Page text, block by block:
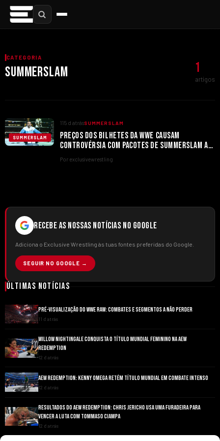
CATEGORIA
SUMMERSLAM 1
artigos
SUMMERSLAM
115 d atrásSUMMERSLAM
PREÇOS DOS BILHETES DA WWE CAUSAM
CONTROVÉRSIA COM PACOTES DE SUMMERSLAM A
CHEGAR AOS $25.000
Por exclusivewrestling
RECEBE AS NOSSAS NOTÍCIAS NO GOOGLE
Adiciona o Exclusive Wrestling às tuas fontes preferidas do Google.
SEGUIR NO GOOGLE →
Últimas Notícias
PRÉ-VISUALIZAÇÃO DO WWE RAW: COMBATES E SEGMENTOS A NÃO PERDER
11 d atrás
WILLOW NIGHTINGALE CONQUISTA O TÍTULO MUNDIAL FEMININO NA AEW
REDEMPTION
12 d atrás
AEW REDEMPTION: KENNY OMEGA RETÉM TÍTULO MUNDIAL EM COMBATE INTENSO
12 d atrás
RESULTADOS DO AEW REDEMPTION: CHRIS JERICHO USA UMA FURADEIRA PARA
VENCER A LUTA COM TOMMASO CIAMPA
12 d atrás